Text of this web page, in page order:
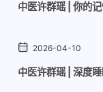
中医许群瑶 | 你的
2026-04-10
中医许群瑶 | 深度